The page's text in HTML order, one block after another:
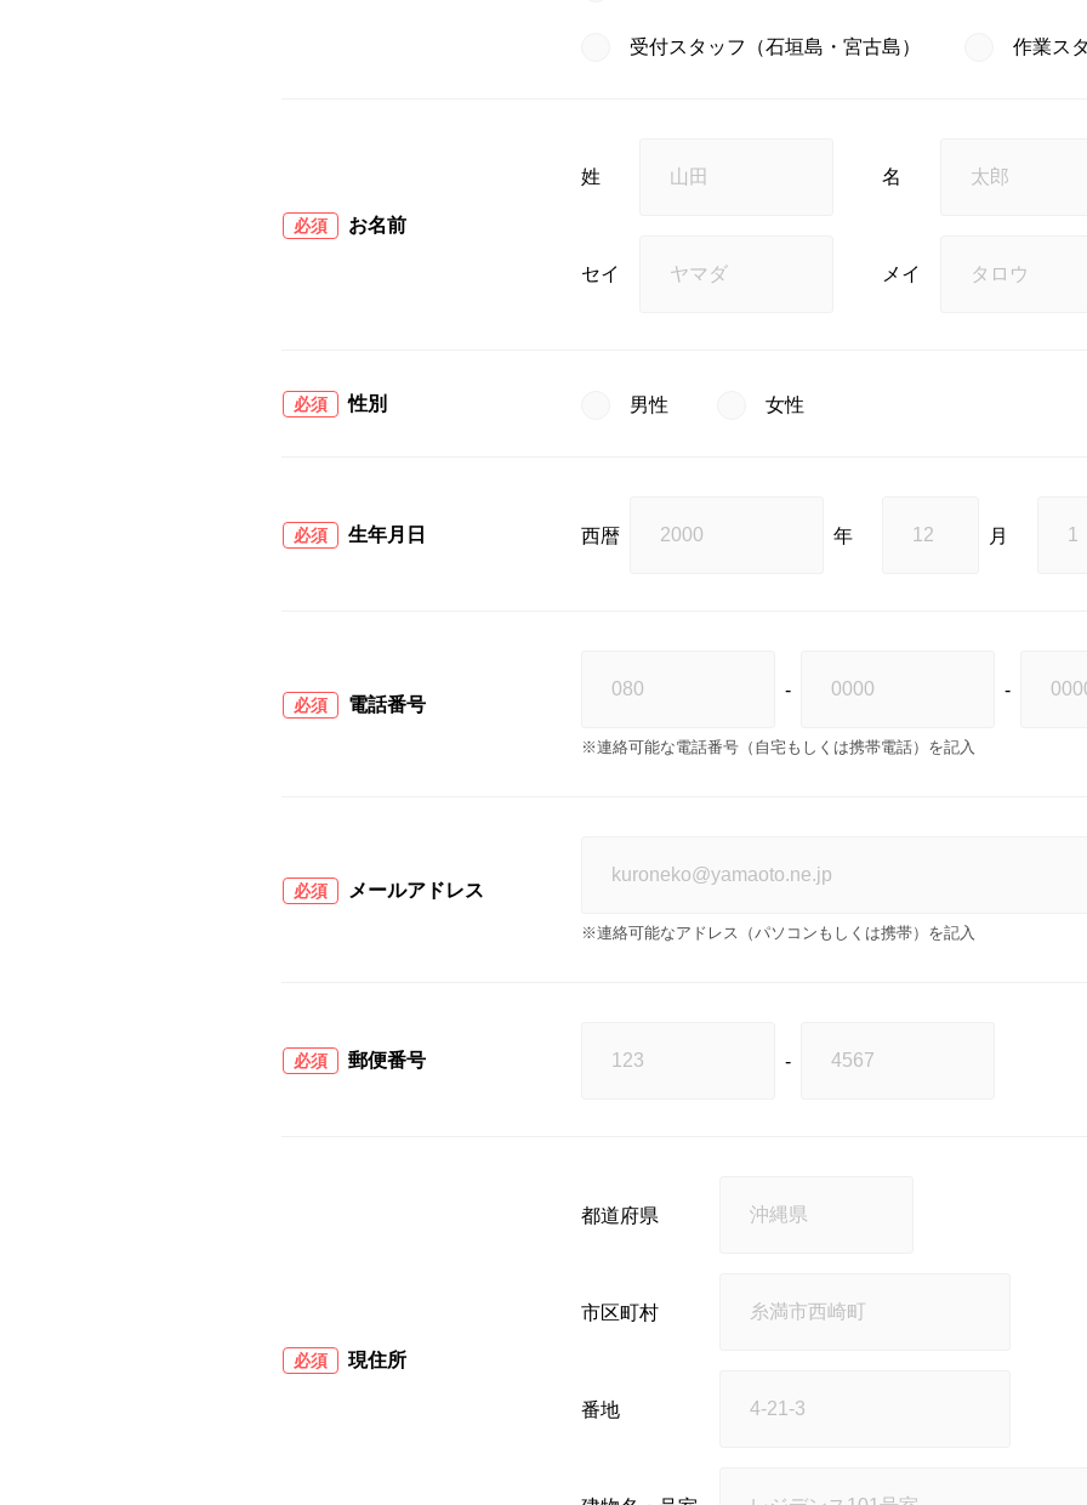
受付スタッフ（石垣島・宮古島） 作業ス
必須 お名前
姓 名
セイ メイ
必須 性別 男性 女性
必須 生年月日 西暦 年 月
必須 電話番号
- -
※連絡可能な電話番号（自宅もしくは携帯電話）を記入
必須 メールアドレス
※連絡可能なアドレス（パソコンもしくは携帯）を記入
必須 郵便番号 -
必須 現住所
都道府県
市区町村
番地